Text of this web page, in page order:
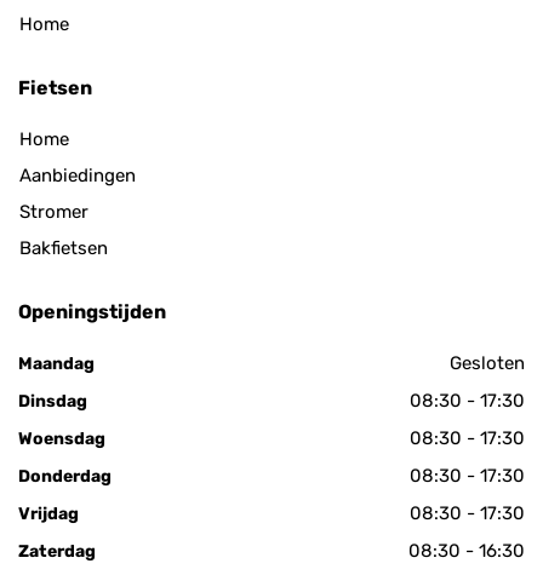
Home
Fietsen
Home
Aanbiedingen
Stromer
Bakfietsen
Openingstijden
Maandag Gesloten
Dinsdag 08:30 - 17:30
Woensdag 08:30 - 17:30
Donderdag 08:30 - 17:30
Vrijdag 08:30 - 17:30
Zaterdag 08:30 - 16:30